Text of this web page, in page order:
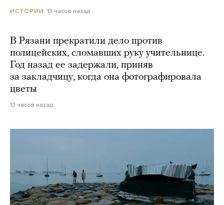
ИСТОРИИ 13 часов назад
В Рязани прекратили дело против
полицейских, сломавших руку учительнице.
Год назад ее задержали, приняв
за закладчицу, когда она фотографировала
цветы
13 часов назад